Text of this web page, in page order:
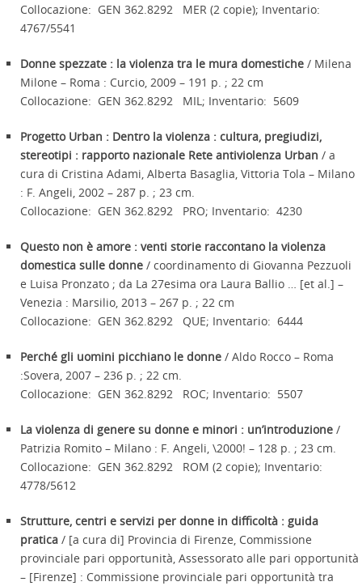
Collocazione: GEN 362.8292 MER (2 copie); Inventario:
4767/5541
Donne spezzate : la violenza tra le mura domestiche / Milena
Milone – Roma : Curcio, 2009 – 191 p. ; 22 cm
Collocazione: GEN 362.8292 MIL; Inventario: 5609
Progetto Urban : Dentro la violenza : cultura, pregiudizi,
stereotipi : rapporto nazionale Rete antiviolenza Urban / a
cura di Cristina Adami, Alberta Basaglia, Vittoria Tola – Milano
: F. Angeli, 2002 – 287 p. ; 23 cm.
Collocazione: GEN 362.8292 PRO; Inventario: 4230
Questo non è amore : venti storie raccontano la violenza
domestica sulle donne / coordinamento di Giovanna Pezzuoli
e Luisa Pronzato ; da La 27esima ora Laura Ballio … [et al.] –
Venezia : Marsilio, 2013 – 267 p. ; 22 cm
Collocazione: GEN 362.8292 QUE; Inventario: 6444
Perché gli uomini picchiano le donne / Aldo Rocco – Roma
:Sovera, 2007 – 236 p. ; 22 cm.
Collocazione: GEN 362.8292 ROC; Inventario: 5507
La violenza di genere su donne e minori : un’introduzione /
Patrizia Romito – Milano : F. Angeli, \2000! – 128 p. ; 23 cm.
Collocazione: GEN 362.8292 ROM (2 copie); Inventario:
4778/5612
Strutture, centri e servizi per donne in difficoltà : guida
pratica / [a cura di] Provincia di Firenze, Commissione
provinciale pari opportunità, Assessorato alle pari opportunità
– [Firenze] : Commissione provinciale pari opportunità tra